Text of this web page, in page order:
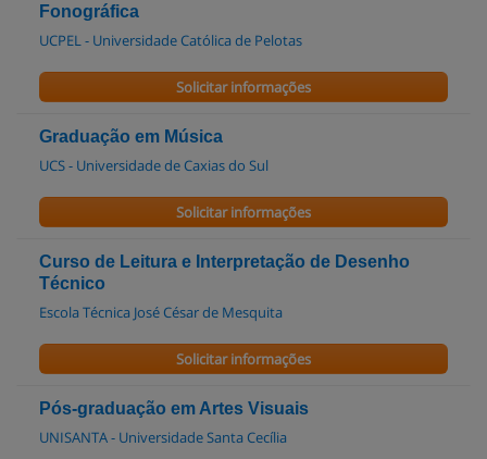
Fonográfica
UCPEL - Universidade Católica de Pelotas
Solicitar informações
Graduação em Música
UCS - Universidade de Caxias do Sul
Solicitar informações
Curso de Leitura e Interpretação de Desenho
Técnico
Escola Técnica José César de Mesquita
Solicitar informações
Pós-graduação em Artes Visuais
UNISANTA - Universidade Santa Cecília